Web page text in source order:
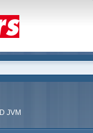
ID JVM